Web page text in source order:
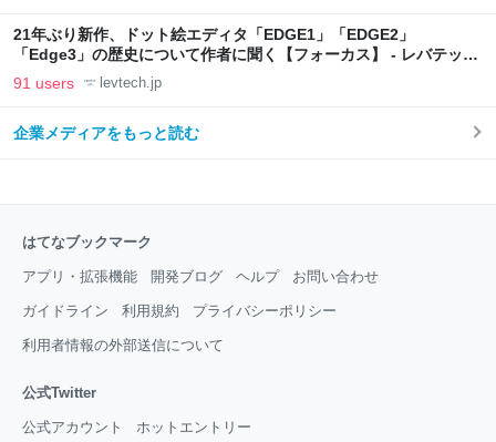
21年ぶり新作、ドット絵エディタ「EDGE1」「EDGE2」
「Edge3」の歴史について作者に聞く【フォーカス】 - レバテック
LAB
91 users levtech.jp
企業メディアをもっと読む
はてなブックマーク
アプリ・拡張機能 開発ブログ ヘルプ お問い合わせ
ガイドライン 利用規約 プライバシーポリシー
利用者情報の外部送信について
公式Twitter
公式アカウント ホットエントリー